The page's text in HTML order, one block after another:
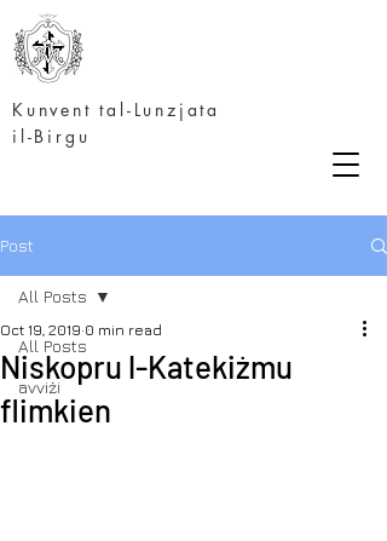
Kunvent tal-Lunzjata
il-Birgu
Post
All Posts
avviżi
All Posts
Niskopru l-Katekiżmu
flimkien
Oct 19, 2019 0 min read